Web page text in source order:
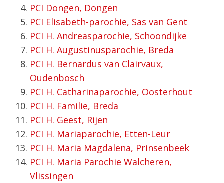
PCI Dongen, Dongen
PCI Elisabeth-parochie, Sas van Gent
PCI H. Andreasparochie, Schoondijke
PCI H. Augustinusparochie, Breda
PCI H. Bernardus van Clairvaux,
Oudenbosch
PCI H. Catharinaparochie, Oosterhout
PCI H. Familie, Breda
PCI H. Geest, Rijen
PCI H. Mariaparochie, Etten-Leur
PCI H. Maria Magdalena, Prinsenbeek
PCI H. Maria Parochie Walcheren,
Vlissingen